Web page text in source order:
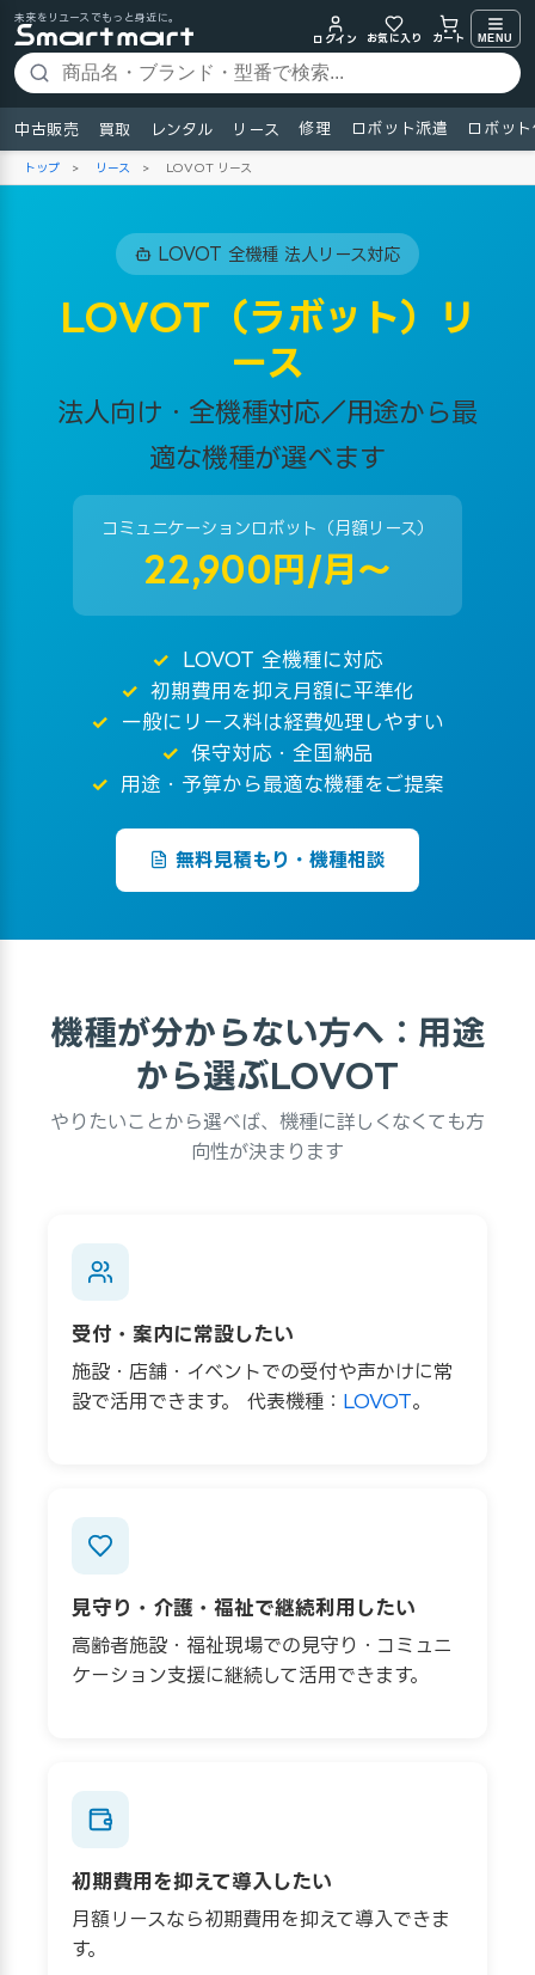
未来をリユースでもっと身近に。
ログイン
お気に入り カート MENU
中古販売 買取 レンタル リース 修理 ロボット派遣 ロボッ
トップ > リース > LOVOT リース
LOVOT 全機種 法人リース対応
LOVOT（ラボット）リ
ース
法人向け・全機種対応／用途から最
適な機種が選べます
コミュニケーションロボット（月額リース）
22,900円/月〜
LOVOT 全機種に対応
初期費用を抑え月額に平準化
一般にリース料は経費処理しやすい
保守対応・全国納品
用途・予算から最適な機種をご提案
無料見積もり・機種相談
機種が分からない方へ：用途
から選ぶLOVOT
やりたいことから選べば、機種に詳しくなくても方
向性が決まります
受付・案内に常設したい
施設・店舗・イベントでの受付や声かけに常
設で活用できます。 代表機種： LOVOT。
見守り・介護・福祉で継続利用したい
高齢者施設・福祉現場での見守り・コミュニ
ケーション支援に継続して活用できます。
初期費用を抑えて導入したい
月額リースなら初期費用を抑えて導入できま
す。